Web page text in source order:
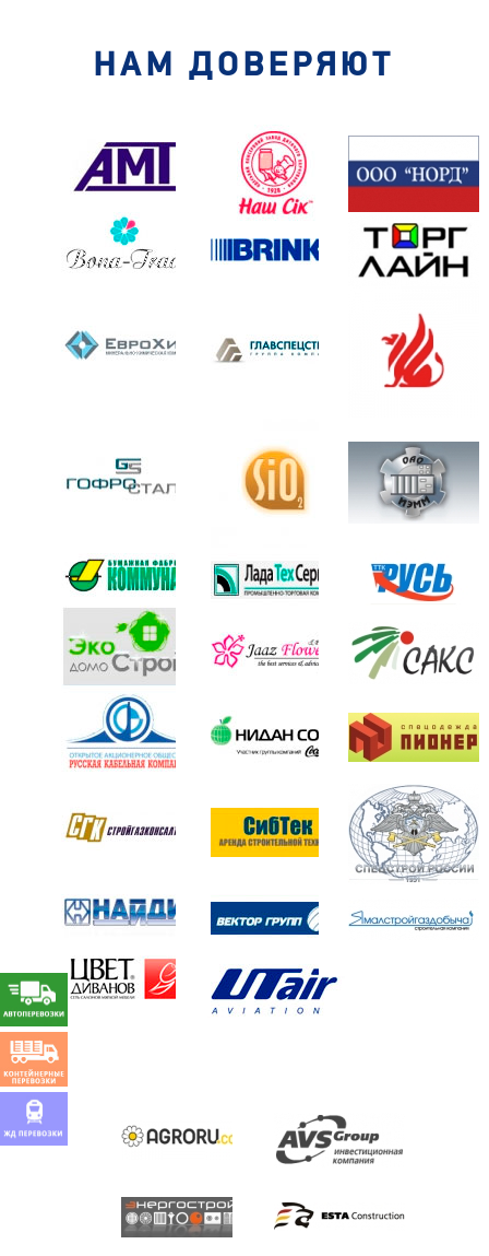
НАМ ДОВЕРЯЮТ